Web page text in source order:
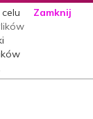
Zamknij